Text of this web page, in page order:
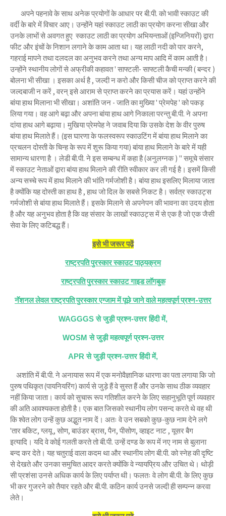
अपने पहनावे के साथ अनेक प्रयोगों के आधार पर बी.पी. को भावी स्काउट की
वर्दी के बारे में विचार आए। उन्होंने यहां स्काउट लाठी का प्रयोग करना सीखा और
उनके लाभों से अवगत हुए स्काउट लाठी का प्रयोग अभियन्ताओं (इन्जिनियरों) द्वारा
फीट और इंचों के निशान लगाने के काम आता था। यह लाठी नदी को पार करने,
गहराई मापने तथा दलदल का अनुभव करने तथा अन्य माप आदि में काम आती है।
उन्होंने स्थानीय लोगों से अफ्रीकी कहावत ' साफ्टली- साफ्टली कैची मन्की ( बन्दर )
बोलना भी सीखा । इसका अर्थ है , जल्दी न करो और किसी चीज को प्राप्त करने की
जल्दबाजी न करें , वरन् इसे आराम से प्राप्त करने का प्रयास करें। यहां उन्होंने
बांया हाथ मिलाना भी सीखा। अशांति जन - जाति का मुख्यिा ' प्रेमपेह ' को पकड़
लिया गया। वह आगे बढ़ा और अपना बांया हाथ आगे निकाला परन्तु बी.पी. ने अपना
दांया हाथ आगे बढ़ाया। मुखिया प्रेमपेह ने जवाब दिया कि उसके देश के वीर पुरुष
बांया हाथ मिलाते हैं। (इस घारणा के फलस्वरूप स्काउटिंग में बांया हाथ मिलाने का
प्रचलन दोस्ती के चिन्ह के रूप में शुरू किया गया) बांया हाथ मिलाने के बारे में यही
सामान्य धारणा है । लेडी बी.पी. ने इस सम्बन्ध में कहा है (अनुलग्नक ) " समूचे संसार
में स्काउट नेताओं द्वारा बांया हाथ मिलाने की रीति स्वीकार कर ली गई है। इसमें किसी
अन्य सच्चे रूप में हाथ मिलाने की भांति गर्मजोशी है। बांया हाथ इसलिए मिलाया जाता
है क्योंकि यह दोस्ती का हाथ है , हाथ जो दिल के सबसे निकट है। सर्वत्र स्काउट्स
गर्मजोशी से बांया हाथ मिलाते हैं। इसके मिलाने से अपनेपन की भावना का उदय होता
है और यह अनुभव होता है कि वह संसार के लाखों स्काउट्स में से एक है जो एक जैसी
सेवा के लिए कटिबद्ध हैं।
इसे भी जरूर पढ़ें
राष्ट्रपति पुरस्कार स्काउट पाठ्यक्रम
राष्ट्रपति पुरस्कार स्काउट गाइड लॉगबुक
नॅशनल लेवल राष्ट्रपति पुरस्कार एग्जाम में पूछे जाने वाले महत्वपूर्ण प्रश्न-उत्तर
WAGGGS से जुड़ी प्रश्न-उत्तर हिंदी में,
WOSM से जुड़ी महत्वपूर्ण प्रश्न-उत्तर
APR से जुड़ी प्रश्न-उत्तर हिंदी में,
अशांति में बी.पी. ने अनायास रूप में एक मनोवैज्ञानिक धारणा का पता लगाया कि जो
पुरुष पथिकृत (पायनियरिंग) कार्य से जुड़े हैं वे सुस्त हैं और उनके साथ ठीक व्यवहार
नहीं किया जाता। कार्य को सुचारू रूप गतिशील करने के लिए सहानुभूति पूर्ण व्यवहार
की अति आवश्यकता होती है। एक बात जिसको स्थानीय लोग पसन्द करते थे वह थी
कि श्वेत लोग उन्हें कुछ अद्भुत नाम दें। अतः वे उन सबको कुछ-कुछ नाम देने लगे
'तार बकिट, ग्लयू , सोण, बाउंडर ब्रास, पैन, पीसोण, व्हाइट नाट , यूसर बैग
इत्यादि। यदि वे कोई गलती करते तो बी.पी. उन्हें दण्ड के रूप में नए नाम से बुलाना
बन्द कर देते। यह चतुराई वाला कदम था और स्थानीय लोग बी.पी. को स्नेह की दृष्टि
से देखते और उनका समुचित आदर करते क्योंकि वे न्यायप्रिय और उचित थे। थोड़ी
सी प्रशंसा उनसे अधिक कार्य के लिए पर्याप्त थी। फलतः वे लोग बी.पी. के लिए कुछ
भी कर गुजरने को तैयार रहते और बी.पी. कठिन कार्य उनसे जल्दी ही सम्पन्न करवा
लेते।